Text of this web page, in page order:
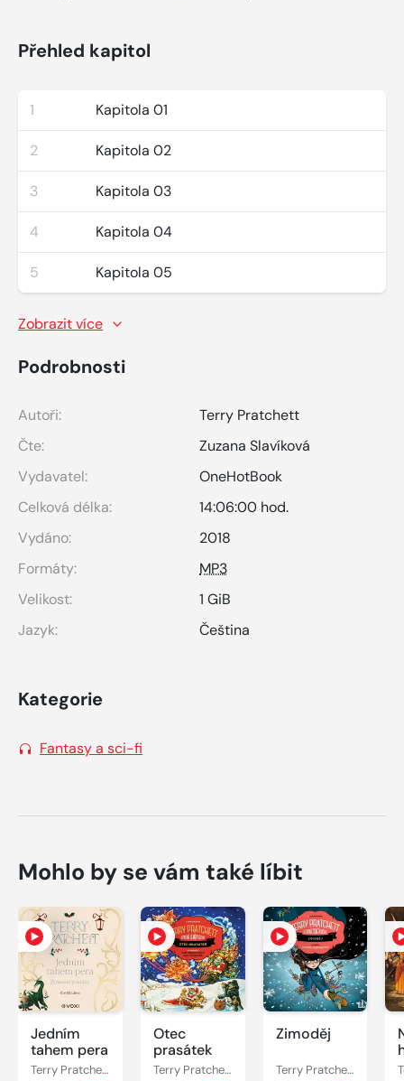
Přehled kapitol
1 Kapitola 01
2 Kapitola 02
3 Kapitola 03
4 Kapitola 04
5 Kapitola 05
Zobrazit více
Podrobnosti
Autoři:
Terry Pratchett
Čte:
Zuzana Slavíková
Vydavatel:
OneHotBook
Celková délka:
14:06:00 hod.
Vydáno:
2018
Formáty:
MP3
Velikost:
1 GiB
Jazyk:
Čeština
Kategorie
Fantasy a sci-fi
Mohlo by se vám také líbit
Jedním
tahem pera
Terry Pratchett
Otec
prasátek
Terry Pratchett
Zimoděj
Terry Pratchett